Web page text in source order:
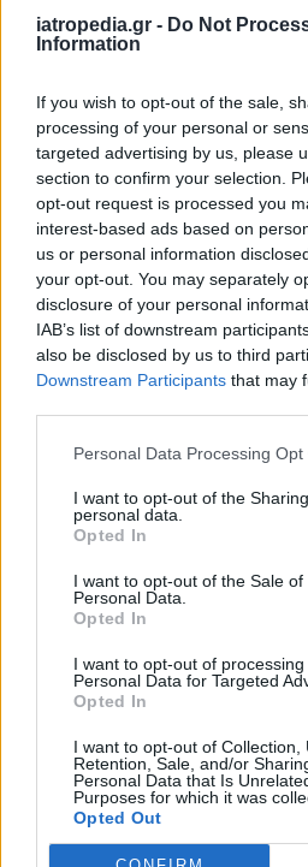
iatropedia.gr - Do Not
Information
If you wish to opt-out of the sale,
processing of your personal or
targeted advertising by us, please
section to confirm your selection.
opt-out request is processed you
interest-based ads based on
us or personal information
your opt-out. You may separately
disclosure of your personal
IAB’s list of downstream
also be disclosed by us to third
Downstream Participants that may
Personal Data Processing Opt
I want to opt-out of the
personal data.
Opted In
I want to opt-out of the Sale of
Personal Data.
Opted In
I want to opt-out of processing
Personal Data for Targeted
Opted In
I want to opt-out of Collection,
Retention, Sale, and/or
Personal Data that Is
Purposes for which it was
Opted Out